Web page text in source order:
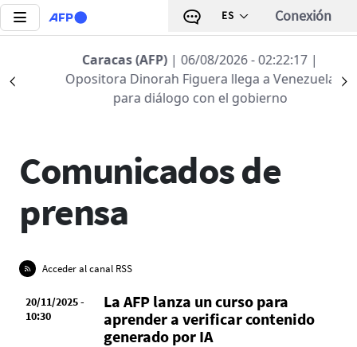
Pasar al contenido principal ES Conexión
Précédent
Caracas (AFP)| 06/08/2026 - 02:22:17|
Opositora Dinorah Figuera llega a Venezuela
para diálogo con el gobierno
ACTUALIDAD AFP PREMIOS COMUNICADOS
Comunicados de
prensa
Acceder al canal RSS
20/11/2025 -
10:30
La AFP lanza un curso para
aprender a verificar contenido
generado por IA